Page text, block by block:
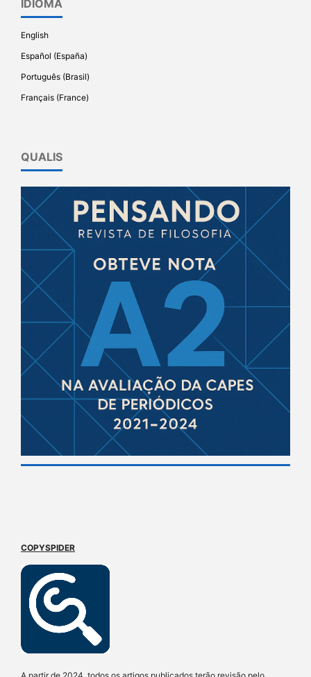
IDIOMA
English
Español (España)
Português (Brasil)
Français (France)
QUALIS
COPYSPIDER